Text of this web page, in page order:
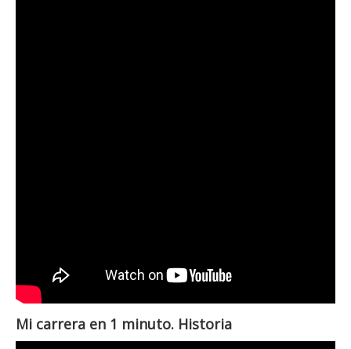
Mi carrera en 1 minuto. Historia